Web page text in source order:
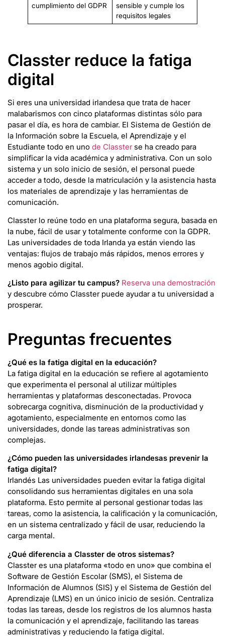
cumplimiento del GDPR
sensible y cumple los
requisitos legales
Classter reduce la fatiga
digital
Si eres una universidad irlandesa que trata de hacer
malabarismos con cinco plataformas distintas sólo para
pasar el día, es hora de cambiar. El Sistema de Gestión de
la Información sobre la Escuela, el Aprendizaje y el
Estudiante todo en uno de Classterse ha creado para
simplificar la vida académica y administrativa. Con un solo
sistema y un solo inicio de sesión, el personal puede
acceder a todo, desde la matriculación y la asistencia hasta
los materiales de aprendizaje y las herramientas de
comunicación.
Classter lo reúne todo en una plataforma segura, basada en
la nube, fácil de usar y totalmente conforme con la GDPR.
Las universidades de toda Irlanda ya están viendo las
ventajas: flujos de trabajo más rápidos, menos errores y
menos agobio digital.
¿Listo para agilizar tu campus? Reserva una demostración
y descubre cómo Classter puede ayudar a tu universidad a
prosperar.
Preguntas frecuentes
¿Qué es la fatiga digital en la educación?
La fatiga digital en la educación se refiere al agotamiento
que experimenta el personal al utilizar múltiples
herramientas y plataformas desconectadas. Provoca
sobrecarga cognitiva, disminución de la productividad y
agotamiento, especialmente en entornos como las
universidades, donde las tareas administrativas son
complejas.
¿Cómo pueden las universidades irlandesas prevenir la
fatiga digital?
Irlandés Las universidades pueden evitar la fatiga digital
consolidando sus herramientas digitales en una sola
plataforma. Esto permite al personal gestionar todas las
tareas, como la asistencia, la calificación y la comunicación,
en un sistema centralizado y fácil de usar, reduciendo la
carga mental.
¿Qué diferencia a Classter de otros sistemas?
Classter es una plataforma «todo en uno» que combina el
Software de Gestión Escolar (SMS), el Sistema de
Información de Alumnos (SIS) y el Sistema de Gestión del
Aprendizaje (LMS) en un único inicio de sesión. Centraliza
todas las tareas, desde los registros de los alumnos hasta
la comunicación y el aprendizaje, facilitando las tareas
administrativas y reduciendo la fatiga digital.